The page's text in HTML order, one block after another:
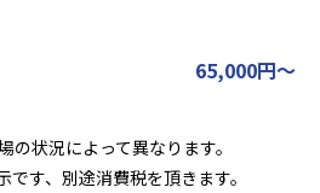
65,000円～
状況によって異なります。
す、別途消費税を頂きます。